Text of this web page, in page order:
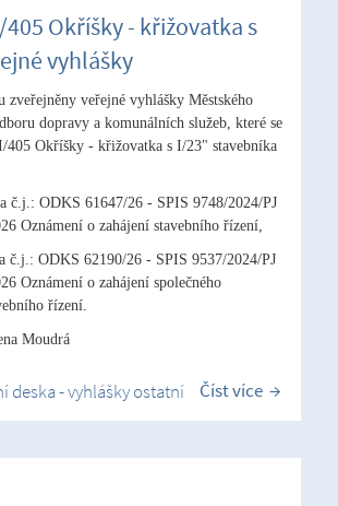
Okříšky - křižovatka s
vyhlášky
zveřejněny veřejné vyhlášky Městského
dopravy a komunálních služeb, které se
Okříšky - křižovatka s I/23" stavebníka
č.j.: ODKS 61647/26 - SPIS 9748/2024/PJ
Oznámení o zahájení stavebního řízení,
č.j.: ODKS 62190/26 - SPIS 9537/2024/PJ
Oznámení o zahájení společného
řízení.
Moudrá
deska - vyhlášky ostatní Číst více